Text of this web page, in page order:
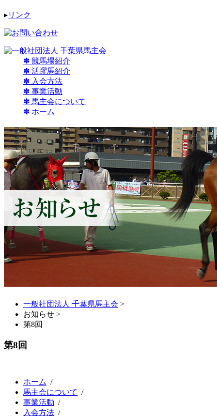
▸リンク
✽ 競馬場紹介
✽ 活躍馬紹介
✽ 入会方法
✽ 事業活動
✽ 馬主会について
✽ ホーム
一般社団法人 千葉県馬主会 >
お知らせ >
第8回
第8回
ホーム /
馬主会について /
事業活動 /
入会方法 /